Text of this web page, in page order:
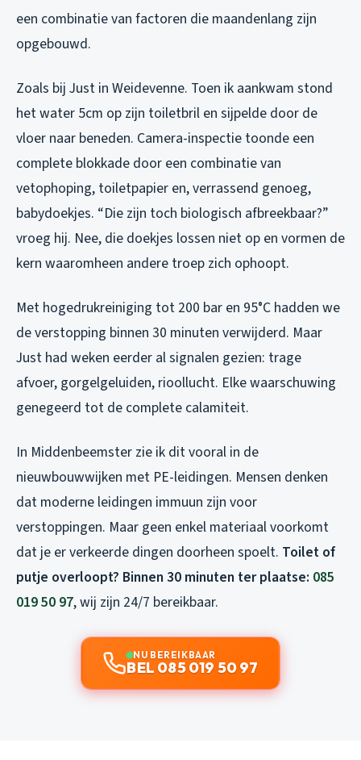
een combinatie van factoren die maandenlang zijn
opgebouwd.
Zoals bij Just in Weidevenne. Toen ik aankwam stond
het water 5cm op zijn toiletbril en sijpelde door de
vloer naar beneden. Camera-inspectie toonde een
complete blokkade door een combinatie van
vetophoping, toiletpapier en, verrassend genoeg,
babydoekjes. “Die zijn toch biologisch afbreekbaar?”
vroeg hij. Nee, die doekjes lossen niet op en vormen de
kern waaromheen andere troep zich ophoopt.
Met hogedrukreiniging tot 200 bar en 95°C hadden we
de verstopping binnen 30 minuten verwijderd. Maar
Just had weken eerder al signalen gezien: trage
afvoer, gorgelgeluiden, rioollucht. Elke waarschuwing
genegeerd tot de complete calamiteit.
In Middenbeemster zie ik dit vooral in de
nieuwbouwwijken met PE-leidingen. Mensen denken
dat moderne leidingen immuun zijn voor
verstoppingen. Maar geen enkel materiaal voorkomt
dat je er verkeerde dingen doorheen spoelt. Toilet of
putje overloopt? Binnen 30 minuten ter plaatse: 085
019 50 97, wij zijn 24/7 bereikbaar.
NU BEREIKBAAR
BEL 085 019 50 97